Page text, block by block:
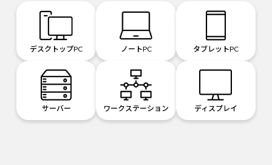
デスクトップPC ノートPC タブレットPC
サーバー ワークステーション ディスプレイ